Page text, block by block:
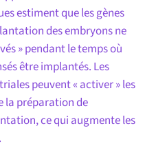
estiment que les gènes
des embryons ne
» pendant le temps où
être implantés. Les
peuvent « activer » les
la préparation de
ce qui augmente les